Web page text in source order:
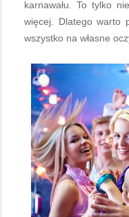
karnawału. To tylko
więcej. Dlatego warto
wszystko na własne